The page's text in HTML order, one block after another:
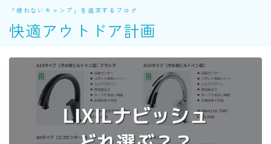
快適アウトドア計画
「疲れないキャンプ」を追求するブログ